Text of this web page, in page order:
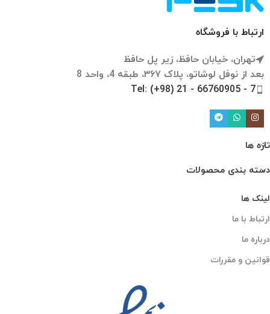
ارتباط با فروشگاه
تهران، خیابان حافظ، زیر پل حافظ
بعد از نوفل لوشاتو، پلاک ۳۶۷، طبقه 4، واحد 8
Tel: (+98) 21 - 66760905 - 7
تازه ها
دسته بندی محصولات
لینک ها
ارتباط با ما
درباره ما
قوانین و مقررات